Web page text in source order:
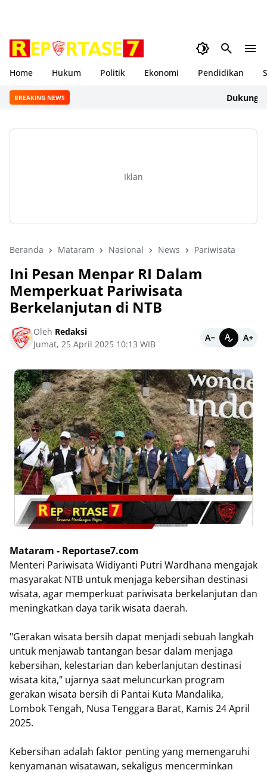
Home Hukum Politik Ekonomi Pendidikan
BREAKING NEWS Dukung
Iklan
Beranda Mataram Nasional News Pariwisata
Ini Pesan Menpar RI Dalam
Memperkuat Pariwisata
Berkelanjutan di NTB
Oleh Redaksi
Jumat, 25 April 2025 10:13 WIB
Mataram - Reportase7.com
Menteri Pariwisata Widiyanti Putri Wardhana mengajak
masyarakat NTB untuk menjaga kebersihan destinasi
wisata, agar memperkuat pariwisata berkelanjutan dan
meningkatkan daya tarik wisata daerah.
"Gerakan wisata bersih dapat menjadi sebuah langkah
untuk menjawab tantangan besar dalam menjaga
kebersihan, kelestarian dan keberlanjutan destinasi
wisata kita," ujarnya saat meluncurkan program
gerakan wisata bersih di Pantai Kuta Mandalika,
Lombok Tengah, Nusa Tenggara Barat, Kamis 24 April
2025.
Kebersihan adalah faktor penting yang memengaruhi
kenyamanan wisatawan, sekaligus mencerminkan